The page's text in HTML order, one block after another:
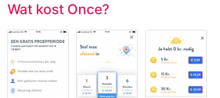
Wat kost Once?